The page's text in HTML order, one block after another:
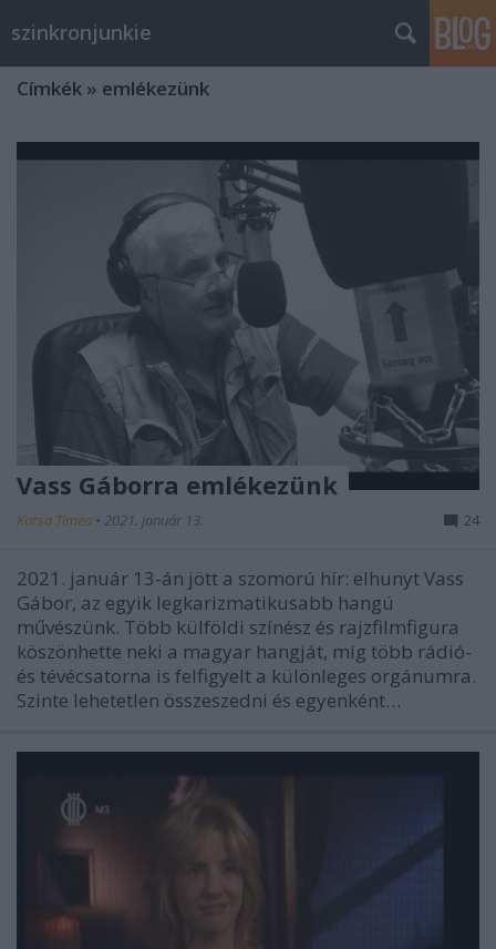
szinkronjunkie
Címkék » emlékezünk
Vass Gáborra emlékezünk
Karsa Tímea • 2021. január 13. 24
2021. január 13-án jött a szomorú hír: elhunyt Vass
Gábor, az egyik legkarizmatikusabb hangú
művészünk. Több külföldi színész és rajzfilmfigura
köszönhette neki a magyar hangját, míg több rádió-
és tévécsatorna is felfigyelt a különleges orgánumra.
Szinte lehetetlen összeszedni és egyenként…